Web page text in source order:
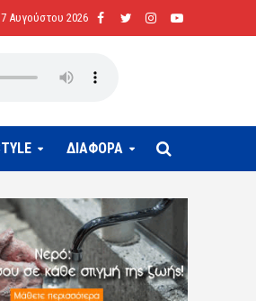
7 Αυγούστου 2026
ΔΙΑΦΟΡΑ